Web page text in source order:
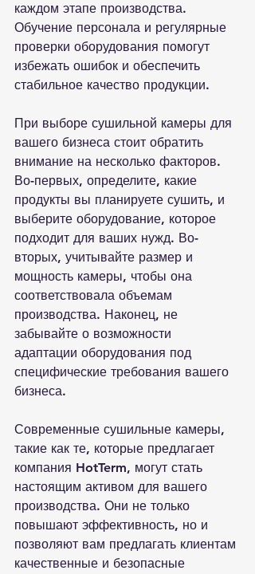
каждом этапе производства.
Обучение персонала и регулярные
проверки оборудования помогут
избежать ошибок и обеспечить
стабильное качество продукции.
При выборе сушильной камеры для
вашего бизнеса стоит обратить
внимание на несколько факторов.
Во-первых, определите, какие
продукты вы планируете сушить, и
выберите оборудование, которое
подходит для ваших нужд. Во-
вторых, учитывайте размер и
мощность камеры, чтобы она
соответствовала объемам
производства. Наконец, не
забывайте о возможности
адаптации оборудования под
специфические требования вашего
бизнеса.
Современные сушильные камеры,
такие как те, которые предлагает
компания HotTerm, могут стать
настоящим активом для вашего
производства. Они не только
повышают эффективность, но и
позволяют вам предлагать клиентам
качественные и безопасные